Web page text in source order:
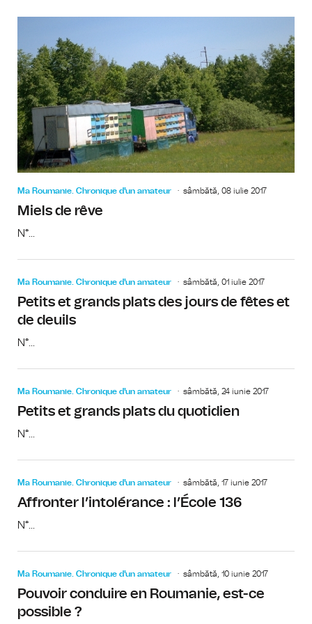
Ma Roumanie. Chronique d'un amateur sâmbătă, 08 iulie 2017
Miels de rêve
N°...
Ma Roumanie. Chronique d'un amateur sâmbătă, 01 iulie 2017
Petits et grands plats des jours de fêtes et
de deuils
N°...
Ma Roumanie. Chronique d'un amateur sâmbătă, 24 iunie 2017
Petits et grands plats du quotidien
N°...
Ma Roumanie. Chronique d'un amateur sâmbătă, 17 iunie 2017
Affronter l’intolérance : l’École 136
N°...
Ma Roumanie. Chronique d'un amateur sâmbătă, 10 iunie 2017
Pouvoir conduire en Roumanie, est-ce
possible ?